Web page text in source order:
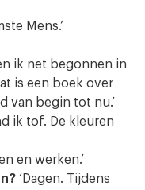
Mens.’
ik net begonnen in
is een boek over
van begin tot nu.’
ik tof. De kleuren
en werken.’
‘Dagen. Tijdens